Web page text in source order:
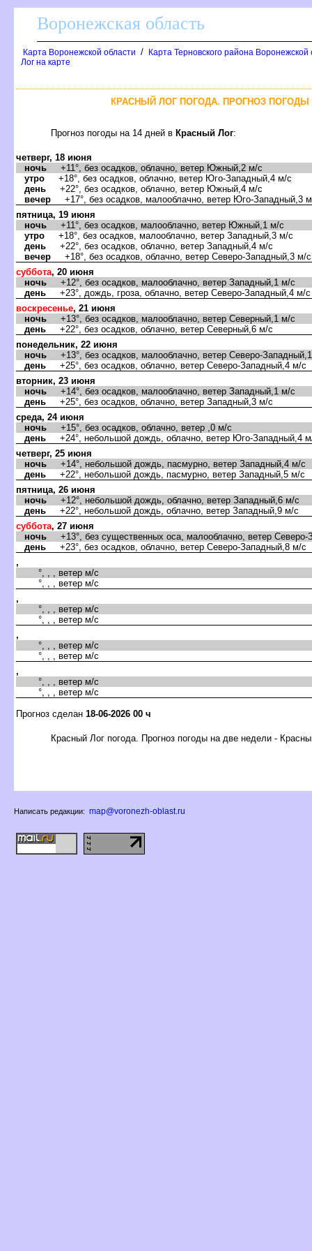
оронежская область
Карта Воронежской области /
Карта Терновского района
Лог на карте
КРАСНЫЙ ЛОГ ПОГОДА. ПРОГНОЗ
Прогноз погоды на 14 дней Красный Ло:
четверг, 18 июня
ночь +11°, без осадков, облачно, ветер Южный,2 м/с
утро +18°, без осадков, облачно, ветер Юго-Западный,4 м/с
день +22°, без осадков, облачно, ветер Южный,4 м/с
ечер +17°, без осадков, малооблачно, ветер Юго-Западный,3
пятница, 19 июня
ночь +11°, без осадков, малооблачно, ветер Южный,1 м/с
утро +18°, без осадков, малооблачно, ветер Западный,3 м/с
день +22°, без осадков, облачно, ветер Западный,4 м/с
ечер +18°, без осадков, облачно, ветер Северо-Западный,3 м/с
суббота, 20 июня
ночь +12°, без осадков, малооблачно, ветер Западный,1 м/с
день +23°, дождь, гроза, облачно, ветер Северо-Западный,4 м/с
оскресенье, 21 июня
ночь +13°, без осадков, малооблачно, ветер Северный,1 м/с
день +22°, без осадков, облачно, ветер Северный,6 м/с
понедельник, 22 июня
ночь +13°, без осадков, малооблачно, ветер Северо-
день +25°, без осадков, облачно, ветер Северо-Западный,4 м/с
торник, 23 июня
ночь +14°, без осадков, малооблачно, ветер Западный,1 м/с
день +25°, без осадков, облачно, ветер Западный,3 м/с
среда, 24 июня
ночь +15°, без осадков, облачно, ветер ,0 м/с
день +24°, небольшой дождь, облачно, ветер Юго-Западный,4
четверг, 25 июня
ночь +14°, небольшой дождь, пасмурно, ветер Западный,4 м/с
день +22°, небольшой дождь, пасмурно, ветер Западный,5 м/с
пятница, 26 июня
ночь +12°, небольшой дождь, облачно, ветер Западный,6 м/с
день +22°, небольшой дождь, облачно, ветер Западный,9 м/с
суббота, 27 июня
ночь +13°, без существенных оса, малооблачно, ветер Северо-
день +23°, без осадков, облачно, ветер Северо-Западный,8 м/с
,
°, , , ветер м/с
°, , , ветер м/с
,
°, , , ветер м/с
°, , , ветер м/с
,
°, , , ветер м/с
°, , , ветер м/с
,
°, , , ветер м/с
°, , , ветер м/с
Прогноз сделан 18-06-2026 00 ч
Красный Лог погода. Прогноз погоды на две недели -
Написать редакции: map@voronezh-oblast.ru